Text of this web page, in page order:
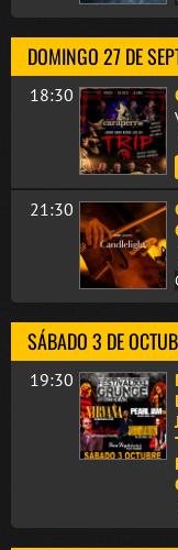
DOMINGO 27 DE
18:30
21:30
SÁBADO 3 DE
19:30